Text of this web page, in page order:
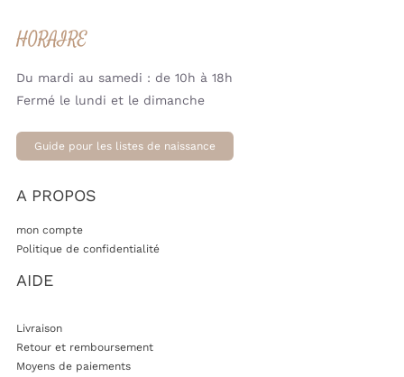
HORAIRE
Du mardi au samedi : de 10h à 18h
Fermé le lundi et le dimanche
Guide pour les listes de naissance
A PROPOS
mon compte
Politique de confidentialité
AIDE
Livraison
Retour et remboursement
Moyens de paiements